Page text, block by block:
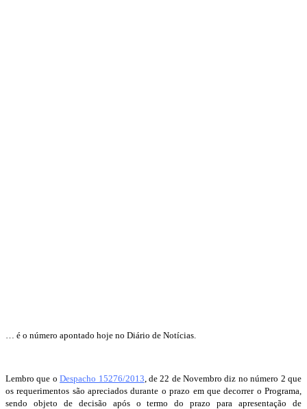
… é o número apontado hoje no Diário de Notícias.
Lembro que oDespacho 15276/2013 , de 22 de Novembro diz no número 2 que
os requerimentos são apreciados durante o prazo em que decorrer o Programa,
sendo objeto de decisão após o termo do prazo para apresentação de